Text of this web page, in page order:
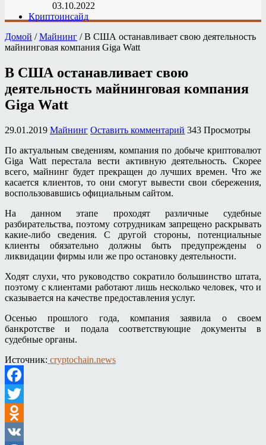
03.10.2022
Криптоинсайд
Домой / Майнинг / В США останавливает свою деятельность
майнинговая компания Giga Watt
В США останавливает свою
деятельность майнинговая компания
Giga Watt
29.01.2019 Майнинг Оставить комментарий 343 Просмотры
По актуальным сведениям, компания по добыче криптовалют
Giga Watt перестала вести активную деятельность. Скорее
всего, майнинг будет прекращен до лучших времен. Что же
касается клиентов, то они смогут вывести свои сбережения,
воспользовавшись официальным сайтом.
На данном этапе проходят различные судебные
разбирательства, поэтому сотрудникам запрещено раскрывать
какие-либо сведения. С другой стороны, потенциальные
клиенты обязательно должны быть предупреждены о
ликвидации фирмы или же про остановку деятельности.
Ходят слухи, что руководство сократило большинство штата,
поэтому с клиентами работают лишь несколько человек, что и
сказывается на качестве предоставления услуг.
Осенью прошлого года, компания заявила о своем
банкротстве и подала соответствующие документы в
судебные органы.
Источник: cryptochain.news
Facebook
Twitter
Odnoklassniki